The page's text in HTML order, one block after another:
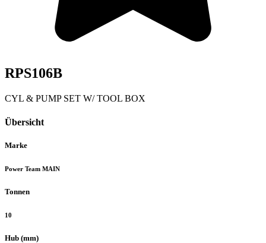
RPS106B
CYL & PUMP SET W/ TOOL BOX
Übersicht
Marke
Power Team MAIN
Tonnen
10
Hub (mm)